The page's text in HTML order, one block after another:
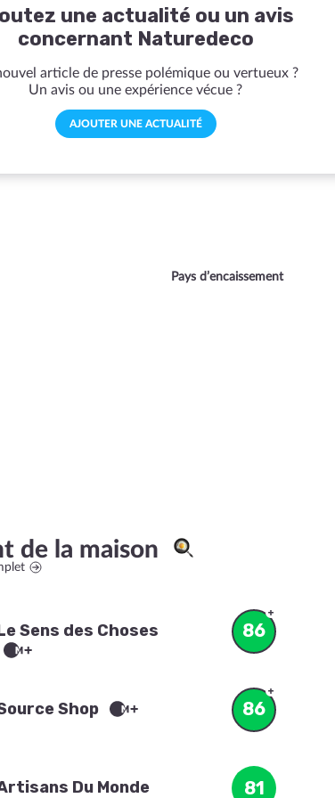
une actualité ou un avis
concernant Naturedeco
article de presse polémique ou vertueux ?
Un avis ou une expérience vécue ?
AJOUTER UNE ACTUALITÉ
Pays d’encaissement
de la maison
Sens des Choses 86
Shop 86
Du Monde 81